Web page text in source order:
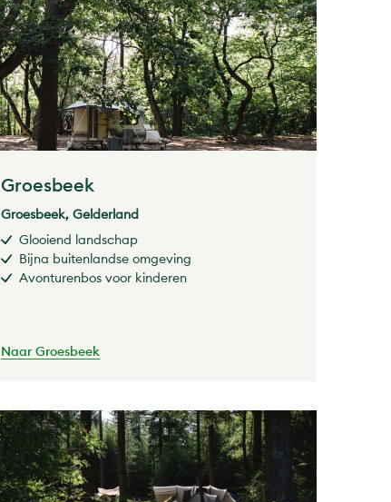
Groesbeek
Groesbeek, Gelderland
Glooiend landschap
Bijna buitenlandse omgeving
Avonturenbos voor kinderen
Naar Groesbeek